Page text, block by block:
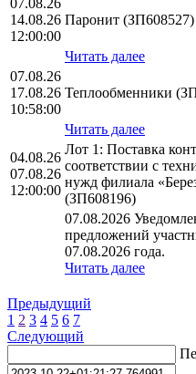
07.08.26
14.08.26
12:00:00
Паронит (ЗП608527)
Читать далее
07.08.26
17.08.26
10:58:00
Теплообменники
Читать далее
04.08.26
07.08.26
12:00:00
Лот 1: Поставка
соответствии с
нужд филиала
(ЗП608196)
07.08.2026
предложений
07.08.2026 года.
Читать далее
Предыдущий
1 2 3 4 5 6 7
Следующий